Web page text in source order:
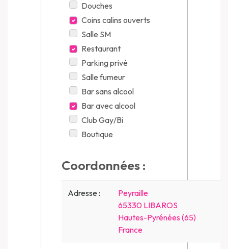
Douches
Coins calins ouverts
Salle SM
Restaurant
Parking privé
Salle fumeur
Bar sans alcool
Bar avec alcool
Club Gay/Bi
Boutique
Coordonnées :
Adresse :
Peyraille
65330 LIBAROS
Hautes-Pyrénées (65)
France